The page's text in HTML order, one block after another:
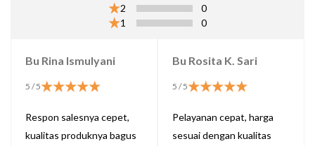
2
0
1
0
Bu Rina Ismulyani
5 / 5
Respon salesnya cepet,
kualitas produknya bagus
Bu Rosita K. Sari
5 / 5
Pelayanan cepat, harga
sesuai dengan kualitas